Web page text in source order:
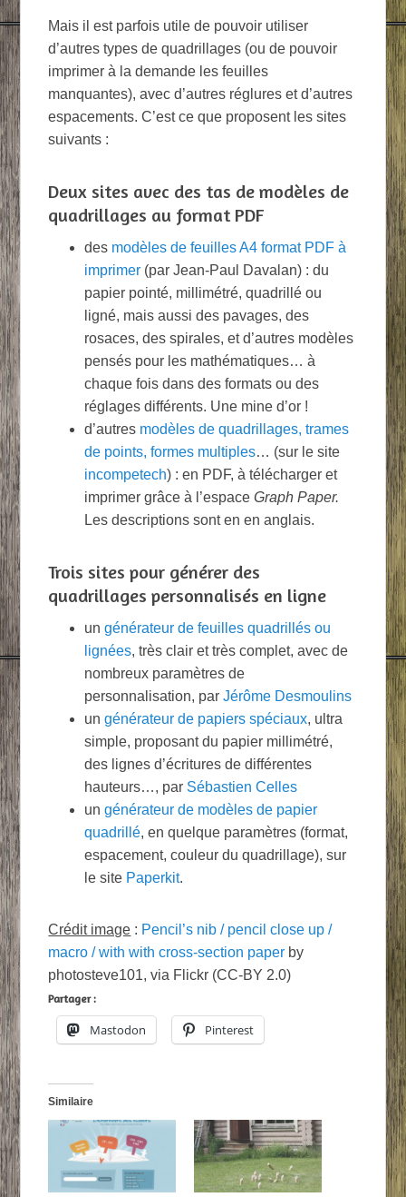
Mais il est parfois utile de pouvoir utiliser
d’autres types de quadrillages (ou de pouvoir
imprimer à la demande les feuilles
manquantes), avec d’autres réglures et d’autres
espacements. C’est ce que proposent les sites
suivants :
Deux sites avec des tas de modèles de
quadrillages au format PDF
des modèles de feuilles A4 format PDF à
imprimer (par Jean-Paul Davalan) : du
papier pointé, millimétré, quadrillé ou
ligné, mais aussi des pavages, des
rosaces, des spirales, et d’autres modèles
pensés pour les mathématiques… à
chaque fois dans des formats ou des
réglages différents. Une mine d’or !
d’autres modèles de quadrillages, trames
de points, formes multiples… (sur le site
incompetech) : en PDF, à télécharger et
imprimer grâce à l’espaceGraph Paper.
Les descriptions sont en en anglais.
Trois sites pour générer des
quadrillages personnalisés en ligne
ungénérateur de feuilles quadrillés ou
lignées, très clair et très complet, avec de
nombreux paramètres de
personnalisation, parJérôme Desmoulins
ungénérateur de papiers spéciaux, ultra
simple, proposant du papier millimétré,
des lignes d’écritures de différentes
hauteurs…, par Sébastien Celles
ungénérateur de modèles de papier
quadrillé, en quelque paramètres (format,
espacement, couleur du quadrillage), sur
le site Paperkit.
Crédit image : Pencil’s nib / pencil close up /
macro / with with cross-section paper by
photosteve101, via Flickr (CC-BY 2.0)
Partager :
Mastodon Pinterest
Similaire